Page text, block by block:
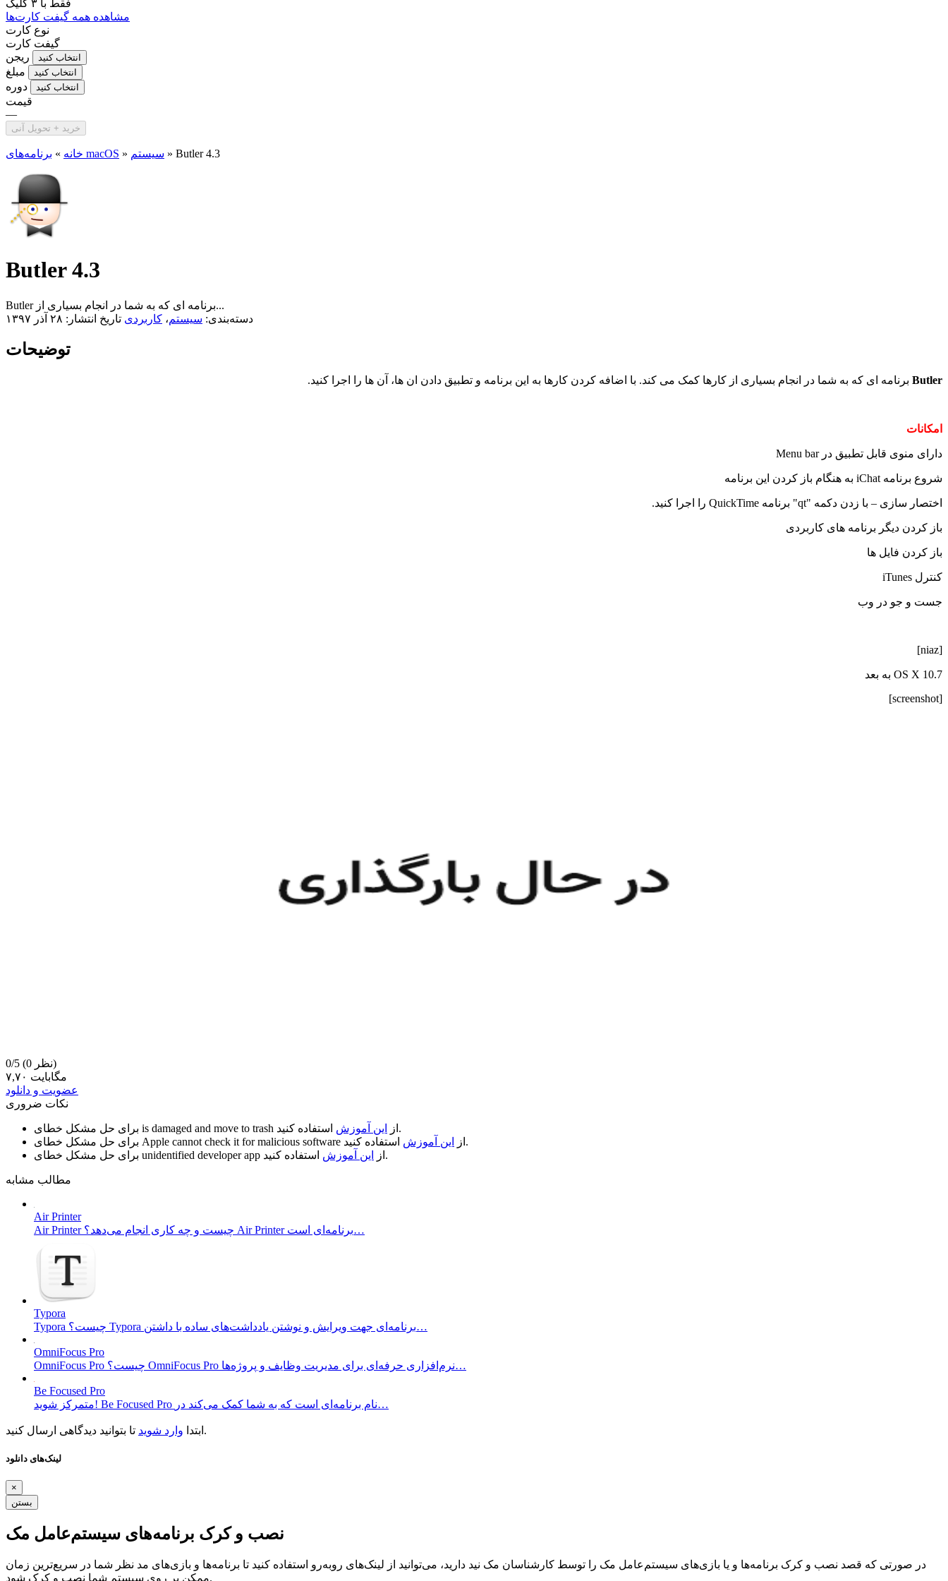
فقط با ۳ کلیک
مشاهده همه گیفت کارت‌ها
نوع کارت
گیفت کارت
ریجن
انتخاب کنید
مبلغ انتخاب کنید
دوره انتخاب کنید
قیمت
—
خرید + تحویل آنی
خانه » برنامه‌های macOS » سیستم » Butler 4.3
Butler 4.3
Butler برنامه ای که به شما در انجام بسیاری از...
دسته‌بندی: سیستم، کاربردی تاریخ انتشار: ۲۸ آذر ۱۳۹۷
توضیحات
Butler برنامه ای که به شما در انجام بسیاری از کارها کمک می کند. با اضافه کردن کارها به این برنامه و تطبیق دادن ان ها، آن ها را اجرا کنید.
امکانات
دارای منوی قابل تطبیق در Menu bar
شروع برنامه iChat به هنگام باز کردن این برنامه
اختصار سازی – با زدن دکمه "qt" برنامه QuickTime را اجرا کنید.
باز کردن دیگر برنامه های کاربردی
باز کردن فایل ها
کنترل iTunes
جست و جو در وب
[niaz]
OS X 10.7 به بعد
[screenshot]
0/5
(0 نظر)
۷,۷۰ مگابایت
عضویت و دانلود
نکات ضروری
is damaged and move to trash از این آموزش
استفاده کنید.
Apple cannot check it for malicious software از این آموزش
استفاده کنید.
unidentified developer app از این آموزش استفاده کنید.
مطالب مشابه
Air Printer
Air Printer چیست و چه کاری انجام می‌دهد؟ Air Printer برنامه‌ای است…
Typora
Typora چیست؟ Typora برنامه‌ای جهت ویرایش و نوشتن یادداشت‌های ساده با داشتن…
OmniFocus Pro
OmniFocus Pro چیست؟ OmniFocus Pro نرم‌افزاری حرفه‌ای برای مدیریت وظایف و پروژه‌ها…
Be Focused Pro
متمرکز شوید! Be Focused Pro نام برنامه‌ای است که به شما کمک می‌کند در…
ابتدا وارد شوید تا بتوانید دیدگاهی ارسال کنید.
لینک‌های دانلود
×
بستن
نصب و کرک برنامه‌های سیستم‌عامل مک
در صورتی که قصد نصب و کرک برنامه‌ها و یا بازی‌های سیستم‌عامل مک را توسط کارشناسان مک نید دارید، می‌توانید از لینک‌های رو‌به‌رو استفاده کنید تا برنامه‌ها و بازی‌های مد نظر شما در سریع‌ترین زمان
ممکن بر روی سیستم شما نصب و کرک شود.